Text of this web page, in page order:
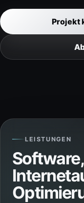
Projekt
LEISTUNGEN
Software,